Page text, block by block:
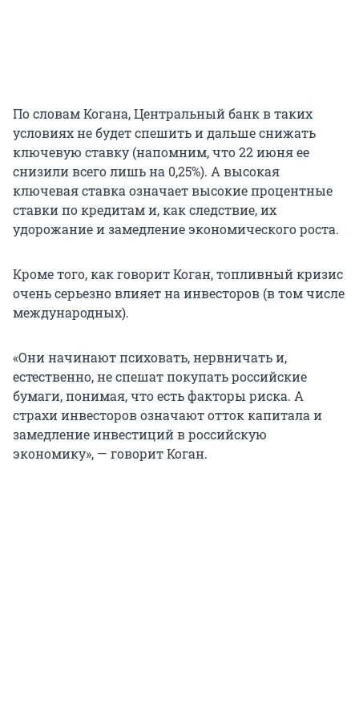
По словам Когана, Центральный банк в таких
условиях не будет спешить и дальше снижать
ключевую ставку (напомним, что 22 июня ее
снизили всего лишь на 0,25%). А высокая
ключевая ставка означает высокие процентные
ставки по кредитам и, как следствие, их
удорожание и замедление экономического роста.
Кроме того, как говорит Коган, топливный кризис
очень серьезно влияет на инвесторов (в том числе
международных).
«Они начинают психовать, нервничать и,
естественно, не спешат покупать российские
бумаги, понимая, что есть факторы риска. А
страхи инвесторов означают отток капитала и
замедление инвестиций в российскую
экономику», — говорит Коган.